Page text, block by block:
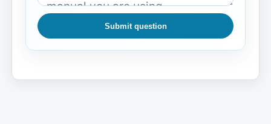
Submit question